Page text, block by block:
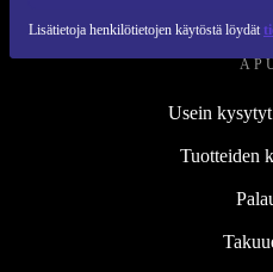
Lisätietoja henkilötietojen käytöstä löydät
Usein
Tuotteiden